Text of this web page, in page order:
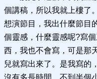
個講稿，所以我就上樓了
想演節目，我出什麼節目
個靈感，什麼靈感呢?寫
西，我也不會寫，可是那
兒就寫出來了。是我寫的